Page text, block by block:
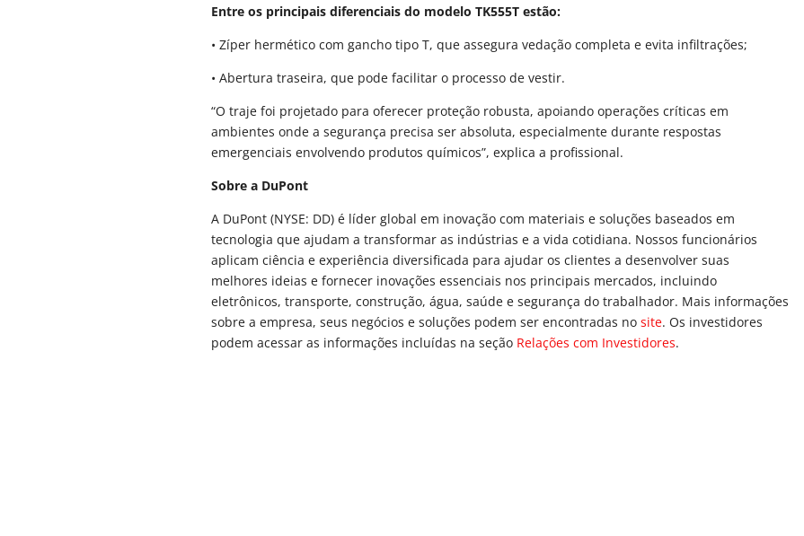
Entre os principais diferenciais do modelo TK555T estão:
• Zíper hermético com gancho tipo T, que assegura vedação completa e evita infiltrações;
• Abertura traseira, que pode facilitar o processo de vestir.
“O traje foi projetado para oferecer proteção robusta, apoiando operações críticas em
ambientes onde a segurança precisa ser absoluta, especialmente durante respostas
emergenciais envolvendo produtos químicos”, explica a profissional.
Sobre a DuPont
A DuPont (NYSE: DD) é líder global em inovação com materiais e soluções baseados em
tecnologia que ajudam a transformar as indústrias e a vida cotidiana. Nossos funcionários
aplicam ciência e experiência diversificada para ajudar os clientes a desenvolver suas
melhores ideias e fornecer inovações essenciais nos principais mercados, incluindo
eletrônicos, transporte, construção, água, saúde e segurança do trabalhador. Mais informações
sobre a empresa, seus negócios e soluções podem ser encontradas nosite. Os investidores
podem acessar as informações incluídas na seção Relações com Investidores.